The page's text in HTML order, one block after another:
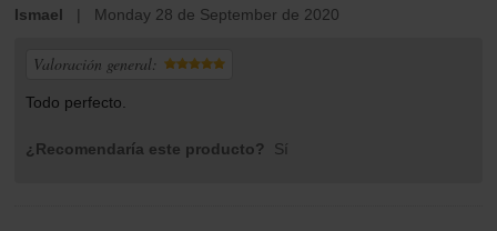
Ismael | Monday 28 de September de 2020
Valoración general:
Todo perfecto.
¿Recomendaría este producto? Sí